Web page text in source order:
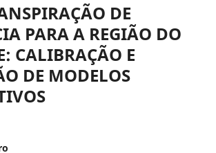
DE
PARA A REGIÃO DO
CALIBRAÇÃO E
DE MODELOS